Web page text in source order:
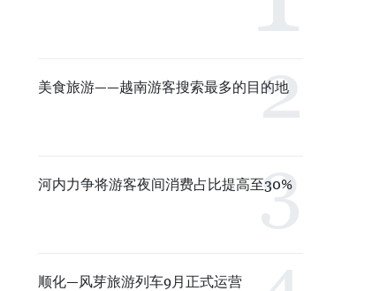
美食旅游——越南游客搜索最多的目的地
河内力争将游客夜间消费占比提高至30%
顺化—风芽旅游列车9月正式运营